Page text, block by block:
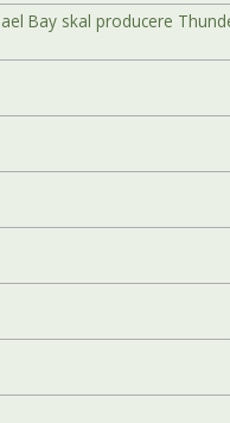
Bay skal producere